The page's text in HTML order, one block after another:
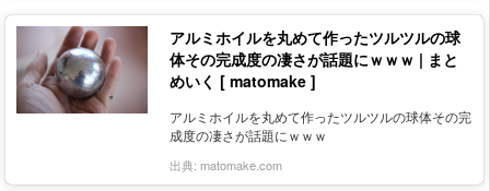
アルミホイルを丸めて作ったツルツルの球
体その完成度の凄さが話題にｗｗｗ | まと
めいく [ matomake ]
アルミホイルを丸めて作ったツルツルの球体その完
成度の凄さが話題にｗｗｗ
出典: matomake.com